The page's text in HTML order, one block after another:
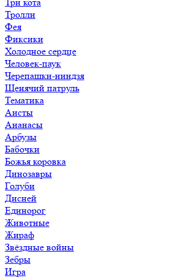
Тролли
Фея
Фиксики
Холодное сердце
Человек-паук
Черепашки-ниндзя
Щенячий патруль
Тематика
Аисты
Ананасы
Арбузы
Бабочки
Божья коровка
Динозавры
Голуби
Дисней
Единорог
Животные
Жираф
Звёздные войны
Зебры
Игра